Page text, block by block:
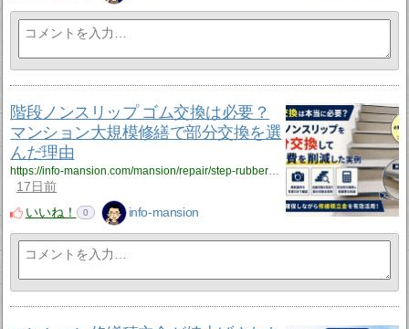
階段ノンスリップ ゴム交換は必要？
マンション大規模修繕で部分交換を選
んだ理由
https://info-mansion.com/mansion/repair/step-rubber?utm_source=rss&utm_medium=rss&utm_campaign=step-rubber
17日前
いいね！
0 info-mansion